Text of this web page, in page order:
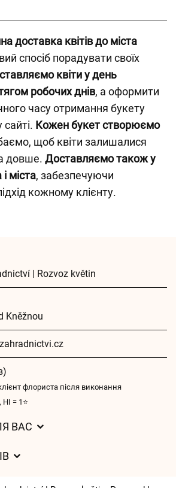
доставка квітів до міста
спосіб порадувати своїх
квіти у день
робочих днів, а оформити
часу отримання букету
Кожен букет створюємо
щоб квіти залишалися
довше. Доставляємо також у
міста, забезпечуючи
кожному клієнту.
| Rozvoz květin
Kněžnou
флориста після виконання
= 1⭐
ВАС
даних
– огляд можливостей